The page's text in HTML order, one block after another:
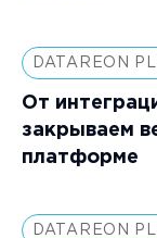
DATAREON
От
закрываем
платформе
DATAREON